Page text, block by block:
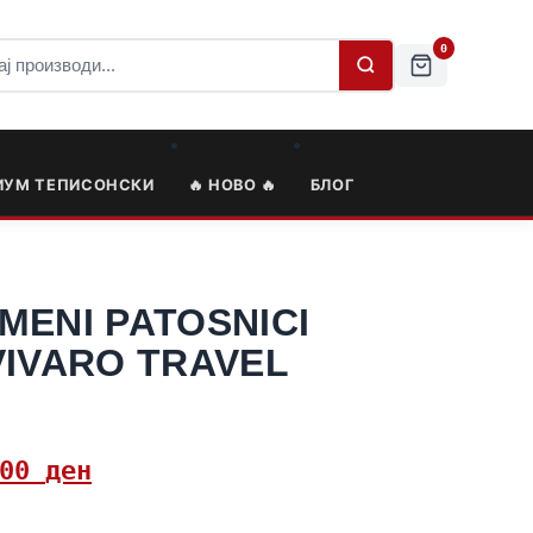
0
ТЕПИСОНСКИ 🔥 НОВО 🔥 БЛОГ
PATOSNICI
TRAVEL
ден